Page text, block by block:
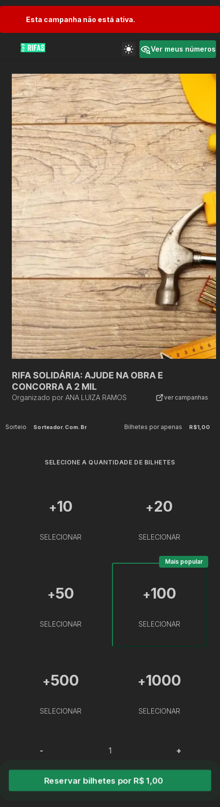
Esta campanha não está ativa.
Ver meus números
RIFA SOLIDÁRIA: AJUDE NA OBRA E
CONCORRA A 2 MIL
Organizado por ANA LUIZA RAMOS ver campanhas
Sorteio Sorteador.com.br Bilhetes por apenas R$1,00
SELECIONE A QUANTIDADE DE BILHETES
+10
SELECIONAR
+20
SELECIONAR
+50
SELECIONAR
+100
SELECIONAR
Mais popular
+500
SELECIONAR
+1000
SELECIONAR
- +
Reservar bilhetes por R$ 1,00